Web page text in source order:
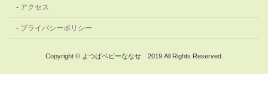
アクセス
プライバシーポリシー
Copyright © よつばベビーななせ 2019 All Rights Reserved.